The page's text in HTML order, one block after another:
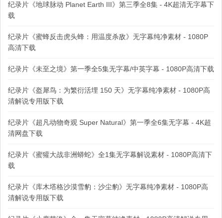
纪录片《地球脉动 Planet Earth III》第三季全8集 - 4K超清无字幕下
载
纪录片《蜜蜂反击虎头蜂：用温度杀敌》无字幕纯净素材 - 1080P
高清下载
纪录片《未至之境》第一季全5集无字幕/中英字幕 - 1080P高清下载
纪录片《盔犀鸟：为繁衍活埋 150 天》无字幕纯净素材 - 1080P高
清解说专用版下载
纪录片《超凡动物奇观 Super Natural》第一季全6集无字幕 - 4K超
清网盘下载
纪录片《蜜獾大战非洲蟒蛇》全1集无字幕解说素材 - 1080P高清下
载
纪录片《库木塔格沙漠雪豹：沙尘豹》无字幕纯净素材 - 1080P高
清解说专用版下载